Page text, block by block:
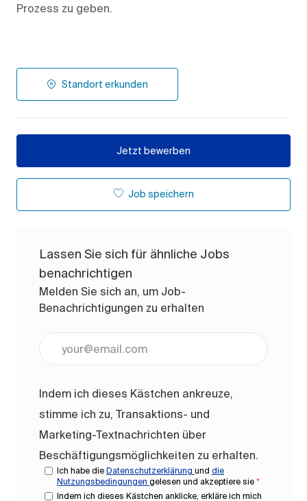
Prozess zu geben.
Standort erkunden
Jetzt bewerben
Job speichern
Lassen Sie sich für ähnliche Jobs
benachrichtigen
Melden Sie sich an, um Job-
Benachrichtigungen zu erhalten
Indem ich dieses Kästchen ankreuze,
stimme ich zu, Transaktions- und
Marketing-Textnachrichten über
Beschäftigungsmöglichkeiten zu erhalten.
Ich habe die Datenschutzerklärung und die
Nutzungsbedingungen gelesen und akzeptiere sie *
Indem ich dieses Kästchen anklicke, erkläre ich mich